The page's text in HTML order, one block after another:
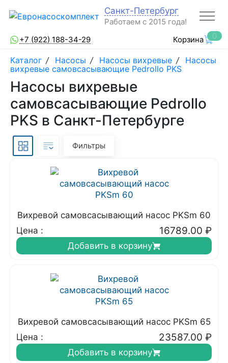
Санкт-Петербург
Работаем с 2015 года!
+7 (922) 188-34-29
Корзина 0
Каталог / Насосы / Насосы вихревые / Насосы
вихревые самовсасывающие Pedrollo PKS
Насосы вихревые
самовсасывающие Pedrollo
PKS в Санкт-Петербурге
Фильтры
Вихревой самовсасывающий насос PKSm 60
Цена :
16789.00 ₽
Добавить в корзину
Вихревой самовсасывающий насос PKSm 65
Цена :
23587.00 ₽
Добавить в корзину